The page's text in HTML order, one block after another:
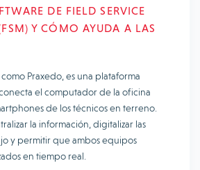
DE FIELD SERVICE
Y CÓMO AYUDA A LAS
Praxedo, es una plataforma
el computador de la oficina
de los técnicos en terreno.
la información, digitalizar las
y permitir que ambos equipos
en tiempo real.